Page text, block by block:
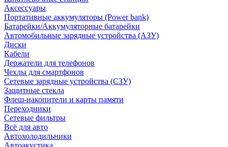
Аксессуары
Портативные аккумуляторы (Power bank)
Батарейки/Аккумуляторные батарейки
Автомобильные зарядные устройства (АЗУ)
Диски
Кабели
Держатели для телефонов
Чехлы для смартфонов
Сетевые зарядные устройства (СЗУ)
Защитные стекла
Флеш-накопители и карты памяти
Переходники
Сетевые фильтры
Всё для авто
Автохолодильники
Автоакустика